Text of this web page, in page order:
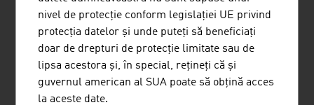
WÖRGÖTTER PETER DR.
nivel de protecție conform legislației UE privind
protecția datelor și unde puteți să beneficiați
doar de drepturi de protecție limitate sau de
lipsa acestora și, în special, rețineți că și
guvernul american al SUA poate să obțină acces
la aceste date.